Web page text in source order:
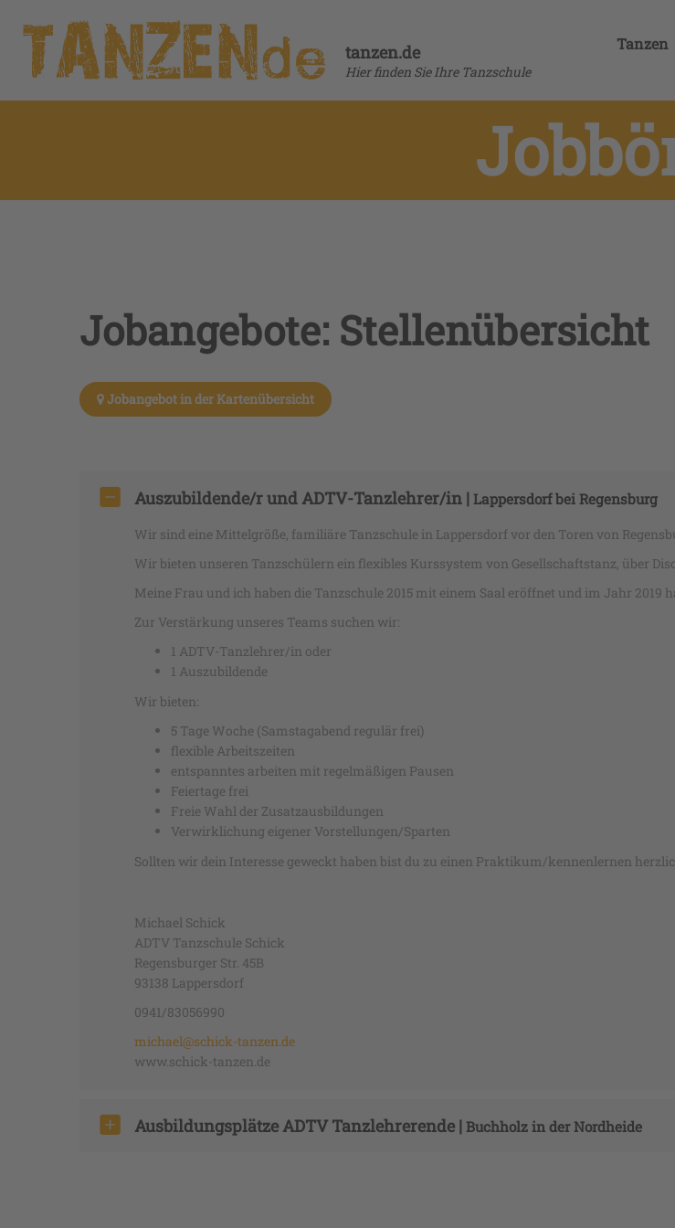
tanzen.de
Hier finden Sie Ihre Tanzschule
Tanzen
Jobangebote: Stellenübersicht
Jobangebot in der Kartenübersicht
Auszubildende/r und ADTV-Tanzlehrer/in | Lappersdorf bei Regensburg
Wir sind eine Mittelgröße, familiäre Tanzschule in Lappersdorf vor den Toren von
Wir bieten unseren Tanzschülern ein flexibles Kurssystem von Gesellschaftstanz, über
Meine Frau und ich haben die Tanzschule 2015 mit einem Saal eröffnet und im Jahr
Zur Verstärkung unseres Teams suchen wir:
1 ADTV-Tanzlehrer/in oder
1 Auszubildende
Wir bieten:
5 Tage Woche (Samstagabend regulär frei)
flexible Arbeitszeiten
entspanntes arbeiten mit regelmäßigen Pausen
Feiertage frei
Freie Wahl der Zusatzausbildungen
Verwirklichung eigener Vorstellungen/Sparten
Sollten wir dein Interesse geweckt haben bist du zu einen Praktikum/kennenlernen
Michael Schick
ADTV Tanzschule Schick
Regensburger Str. 45B
93138 Lappersdorf
0941/83056990
michael@schick-tanzen.de
www.schick-tanzen.de
Ausbildungsplätze ADTV Tanzlehrerende | Buchholz in der Nordheide